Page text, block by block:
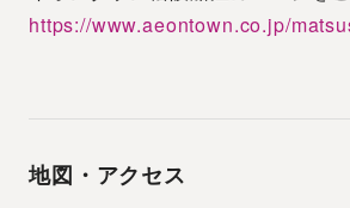
https://www.aeontown.co.jp/
地図・アクセス